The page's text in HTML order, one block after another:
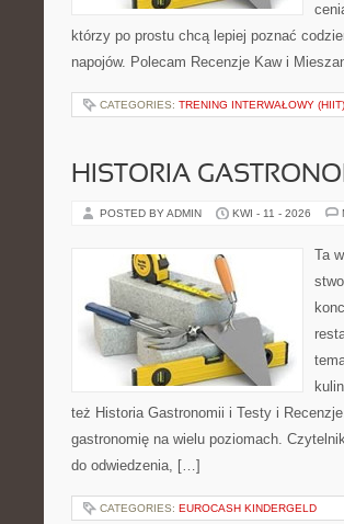
którzy po prostu chcą lepiej poznać
napojów. Polecam Recenzje Kaw i
CATEGORIES: TRENING INTERWAŁOWY (HIIT)
HISTORIA
POSTED BY ADMIN KWI - 11 - 2026
Ta
też Historia Gastronomii i Testy i
gastronomię na wielu poziomach.
do odwiedzenia, […]
CATEGORIES: EUROCASH KINDERGELD